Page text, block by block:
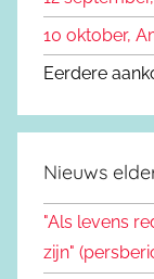
10 oktober,
Eerdere
Nieuws
"Als levens
zijn"